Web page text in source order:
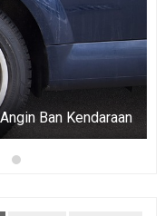
Ban Kendaraan